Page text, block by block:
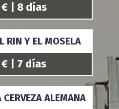
€ | 8 días
RIN Y EL MOSELA
€ | 7 días
ALEMANA